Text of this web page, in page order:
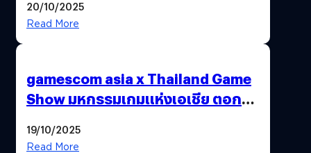
20/10/2025
Read More
gamescom asia x Thailand Game
Show มหกรรมเกมแห่งเอเชีย ตอกย้ำ
พาณิชย์ร่วมชูความสำเร็จ
19/10/2025
Read More